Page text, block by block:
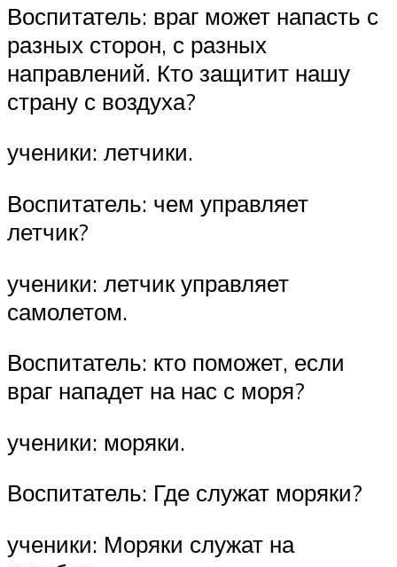
Воспитатель: враг может напасть с
разных сторон, с разных
направлений. Кто защитит нашу
страну с воздуха?
ученики: летчики.
Воспитатель: чем управляет
летчик?
ученики: летчик управляет
самолетом.
Воспитатель: кто поможет, если
враг нападет на нас с моря?
ученики: моряки.
Воспитатель: Где служат моряки?
ученики: Моряки служат на